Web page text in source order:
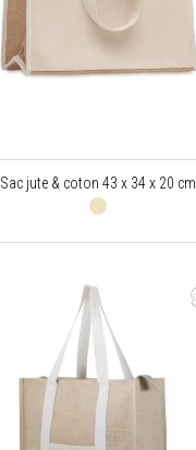
Sac jute & coton 43 x 34 x 20 cm